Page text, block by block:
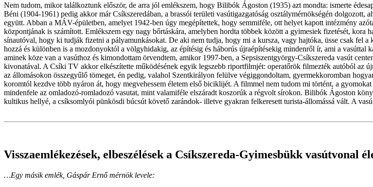
Nem tudom, mikor találkoztunk először, de arra jól emlékszem, hogy Bilibók Ágoston (1935) azt mondta: ismerte
Béni (1904-1961) pedig akkor már Csíkszeredában, a brassói területi vasútigazgatóság osztálymérnökségén dolgozott,
együtt. Abban a MÁV-épületben, amelyet 1942-ben úgy megépítettek, hogy semmiféle, ott helyet kapott intézmény
központjának is számított. Emlékszem egy nagy bőrtáskára, amelyben hordta többek között a gyimesiek fizetését,
sínautóval, hogy ki tudják fizetni a pályamunkásokat. De aki nem tudja, hogy mi a kursza, vagy hajtóka, üsse csak fel
hozzá és különben is a mozdonyoktól a völgyhidakig, az építésig és háborús újraépítésekig mindenről ír, ami a
aminek köze van a vasúthoz és kimondottam örvendtem, amikor 1997-ben, a Sepsiszentgyörgy-Csíkszereda vasút
kivonatával. A Csíki TV akkor elkészítette működésének egyik legszebb riportfilmjét: operatőrök filmezték autóból az
az állomásokon összegyűlő tömeget, én pedig, valahol Szentkirályon felülve végiggondoltam, gyermekkoromban
koromtól kezdve több nyáron át, hogy megvehessem életem első biciklijét. A filmmel nem tudom mi történt, a
mindenfele az omladozó-romladozó vasutat, mint valamiféle elszáradt koszorúk a régvolt sírokon. Bilibók Ágoston
kultikus hellyé, a csíksomlyói pünkösdi búcsút követő zarándok- illetve gyakran felkeresett turista-állomássá vált. A
Visszaemlékezések, elbeszélések a Csíkszereda-Gyimesbükk vasútvonal
…Egy másik emlék, Gáspár Ernő mérnök levele: